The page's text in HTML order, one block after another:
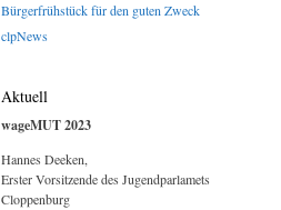
Bürgerfrühstück für den guten Zweck
clpNews
Aktuell
wageMUT 2023
Hannes Deeken,
Erster Vorsitzende des Jugendparlamets
Cloppenburg